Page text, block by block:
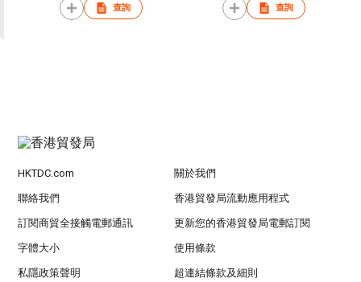
查詢 查詢
HKTDC.com 關於我們
聯絡我們 香港貿發局流動應用程式
訂閱商貿全接觸電郵通訊 更新您的香港貿發局電郵訂閱
字體大小 使用條款
私隱政策聲明 超連結條款及細則